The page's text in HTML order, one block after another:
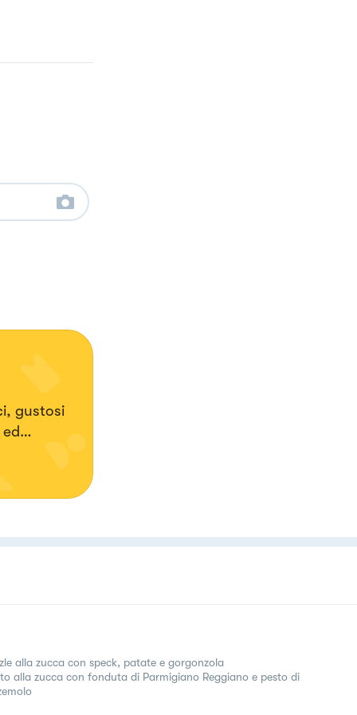
gustosi
alla zucca con speck, patate e gorgonzola
alla zucca con fonduta di Parmigiano Reggiano e pesto di